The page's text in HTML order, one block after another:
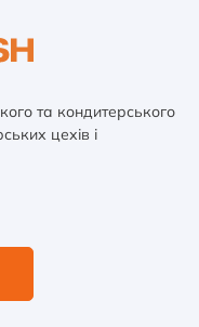
та кондитерського
цехів і